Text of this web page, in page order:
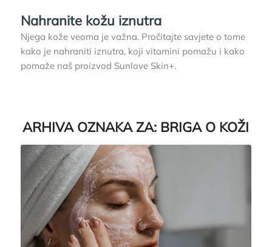
Nahranite kožu iznutra
Njega kože veoma je važna. Pročitajte savjete o tome
kako je nahraniti iznutra, koji vitamini pomažu i kako
pomaže naš proizvod Sunlove Skin+.
ARHIVA OZNAKA ZA: BRIGA O KOŽI